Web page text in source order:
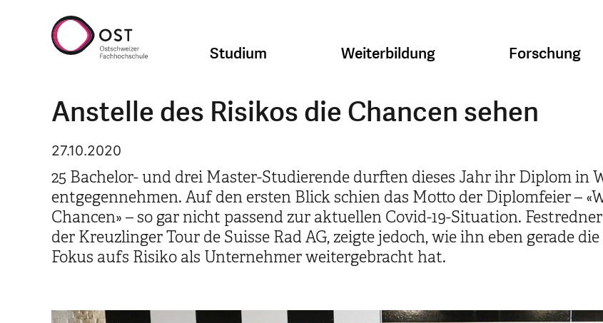
Studium Weiterbildung Forschung
Anstelle des Risikos die Chancen sehen
27.10.2020
25 Bachelor- und drei Master-Studierende durften dieses Jahr ihr Diplom in
entgegennehmen. Auf den ersten Blick schien das Motto der Diplomfeier –
Chancen» – so gar nicht passend zur aktuellen Covid-19-Situation.
der Kreuzlinger Tour de Suisse Rad AG, zeigte jedoch, wie ihn eben gerade
Fokus aufs Risiko als Unternehmer weitergebracht hat.